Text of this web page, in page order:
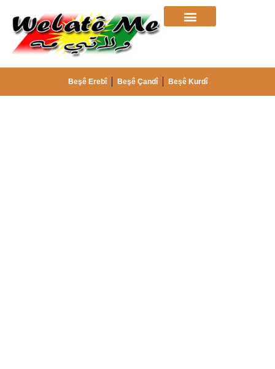
Beşê Erebî Beşê Çandî Beșê Kurdî